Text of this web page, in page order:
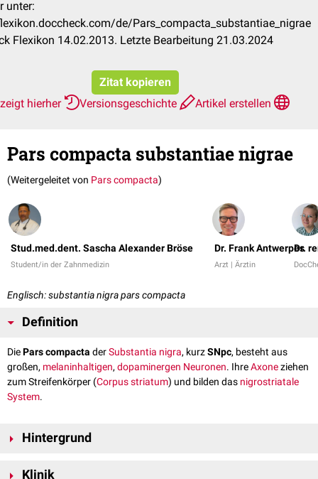
unter:
de/Pars_compacta_substantiae_nigrae
Flexikon 14.02.2013. Letzte Bearbeitung 21.03.2024
Zitat kopieren
hierher
Versionsgeschichte Artikel erstellen
Pars compacta substantiae nigrae
(Weitergeleitet von Pars compacta)
Stud.med.dent. Sascha Alexander Bröse
Student/in der Zahnmedizin
Dr. Frank Antwerpes
Arzt | Ärztin
Dr.
Englisch: substantia nigra pars compacta
Definition
DiePars compacta derSubstantia nigra, kurzSNpc, besteht aus
großen, melaninhaltigen, dopaminergen Neuronen. IhreAxoneziehen
zum Streifenkörper (Corpus striatum) und bilden das nigrostriatale
System.
Hintergrund
striatum, zum
Klinik